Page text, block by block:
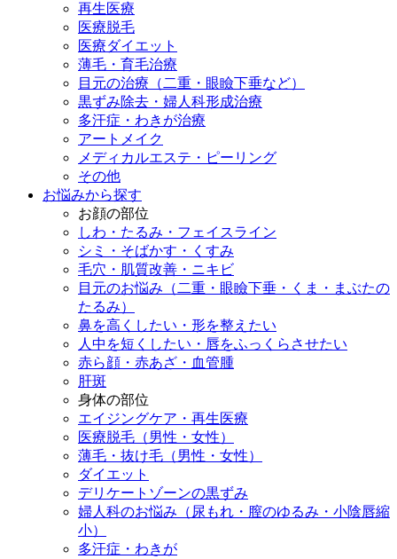
再生医療
医療脱毛
医療ダイエット
薄毛・育毛治療
目元の治療（二重・眼瞼下垂など）
黒ずみ除去・婦人科形成治療
多汗症・わきが治療
アートメイク
メディカルエステ・ピーリング
その他
お悩みから探す
お顔の部位
しわ・たるみ・フェイスライン
シミ・そばかす・くすみ
毛穴・肌質改善・ニキビ
目元のお悩み（二重・眼瞼下垂・くま・まぶたの
たるみ）
鼻を高くしたい・形を整えたい
人中を短くしたい・唇をふっくらさせたい
赤ら顔・赤あざ・血管腫
肝斑
身体の部位
エイジングケア・再生医療
医療脱毛（男性・女性）
薄毛・抜け毛（男性・女性）
ダイエット
デリケートゾーンの黒ずみ
婦人科のお悩み（尿もれ・膣のゆるみ・小陰唇縮
小）
多汗症・わきが